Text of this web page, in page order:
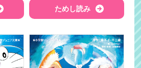
ためし読み